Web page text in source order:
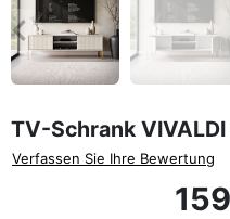
Zurück
TV-Schrank
Verfassen Sie Ihre Bewertung